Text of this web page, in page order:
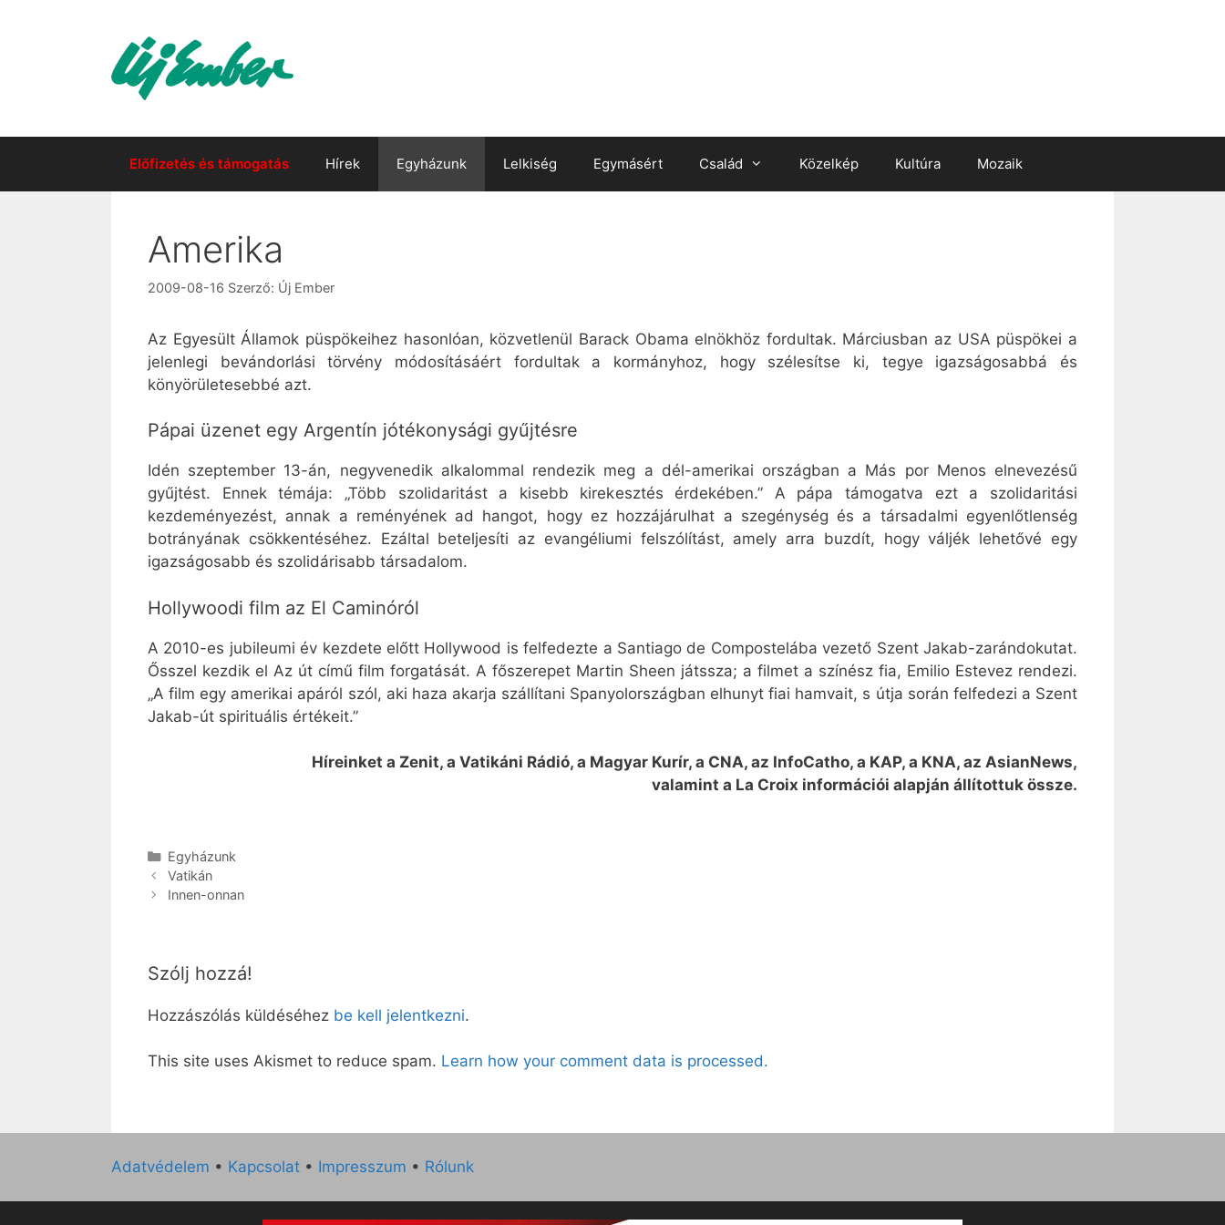
Előfizetés és támogatás Hírek Egyházunk Lelkiség Egymásért Család Közelkép Kultúra Mozaik
Amerika
2009-08-16 Szerző: Új Ember
Az Egyesült Államok püspökeihez hasonlóan, közvetlenül Barack Obama elnökhöz fordultak. Márciusban az USA püspökei a
jelenlegi bevándorlási törvény módosításáért fordultak a kormányhoz, hogy szélesítse ki, tegye igazságosabbá és
könyörületesebbé azt.
Pápai üzenet egy Argentín jótékonysági gyűjtésre
Idén szeptember 13-án, negyvenedik alkalommal rendezik meg a dél-amerikai országban a Más por Menos elnevezésű
gyűjtést. Ennek témája: „Több szolidaritást a kisebb kirekesztés érdekében.” A pápa támogatva ezt a szolidaritási
kezdeményezést, annak a reményének ad hangot, hogy ez hozzájárulhat a szegénység és a társadalmi egyenlőtlenség
botrányának csökkentéséhez. Ezáltal beteljesíti az evangéliumi felszólítást, amely arra buzdít, hogy váljék lehetővé egy
igazságosabb és szolidárisabb társadalom.
Hollywoodi film az El Caminóról
A 2010-es jubileumi év kezdete előtt Hollywood is felfedezte a Santiago de Compostelába vezető Szent Jakab-zarándokutat.
Ősszel kezdik el Az út című film forgatását. A főszerepet Martin Sheen játssza; a filmet a színész fia, Emilio Estevez rendezi.
„A film egy amerikai apáról szól, aki haza akarja szállítani Spanyolországban elhunyt fiai hamvait, s útja során felfedezi a Szent
Jakab-út spirituális értékeit.”
Híreinket a Zenit, a Vatikáni Rádió, a Magyar Kurír, a CNA, az InfoCatho, a KAP, a KNA, az AsianNews,
valamint a La Croix információi alapján állítottuk össze.
Kategória
Egyházunk
Vatikán
Innen-onnan
Szólj hozzá!
Hozzászólás küldéséhez be kell jelentkezni.
This site uses Akismet to reduce spam. Learn how your comment data is processed.
Adatvédelem • Kapcsolat • Impresszum • Rólunk